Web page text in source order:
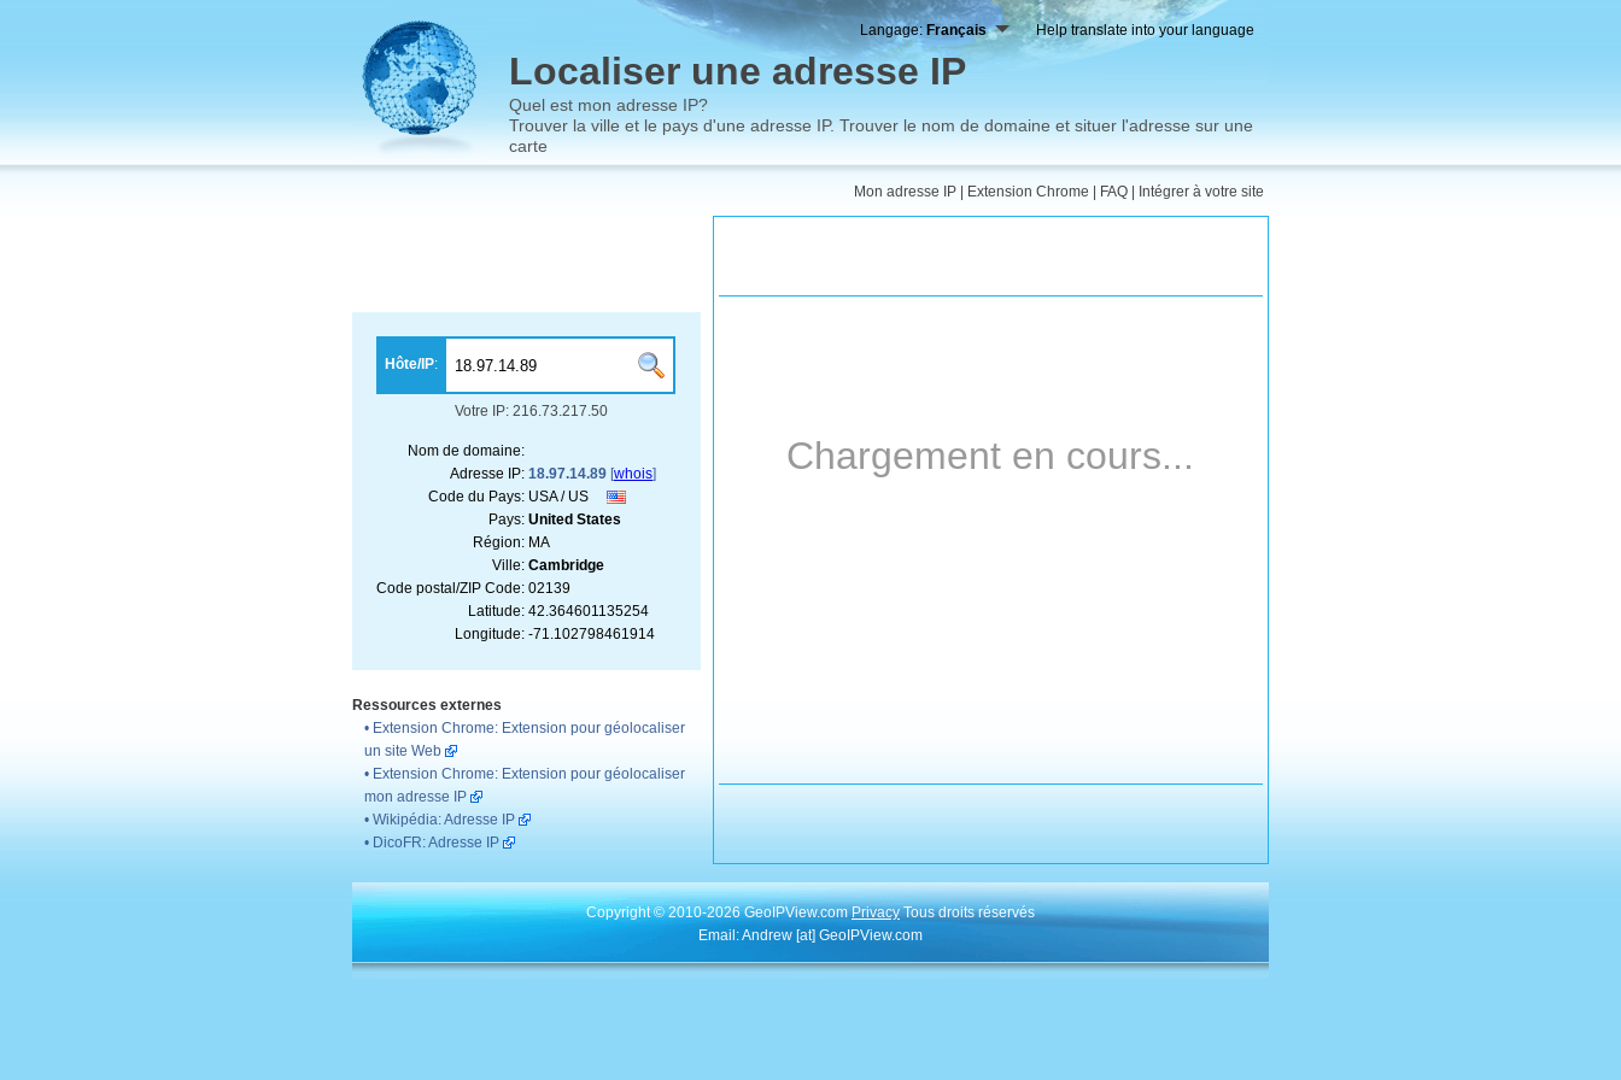
Langage:Français Help translate into your language
Localiser une adresse IP
Quel est mon adresse IP?
Trouver la ville et le pays d'une adresse IP. Trouver le nom de domaine et situer l'adresse sur une
carte
Mon adresse IP Extension Chrome FAQ Intégrer à votre site
Hôte/IP:
Votre IP: 216.73.217.50
Nom de domaine:
Adresse IP: 18.97.14.89 [whois]
Code du Pays: USA / US
Pays: United States
Région: MA
Ville: Cambridge
Code postal/ZIP Code: 02139
Latitude: 42.364601135254
Longitude: -71.102798461914
Ressources externes
• Extension Chrome: Extension pour géolocaliser
un site Web
• Extension Chrome: Extension pour géolocaliser
mon adresse IP
• Wikipédia: Adresse IP
• DicoFR: Adresse IP
Chargement en cours...
Copyright © 2010-2026 GeoIPView.comPrivacyTous droits réservés
Email: Andrew [at] GeoIPView.com